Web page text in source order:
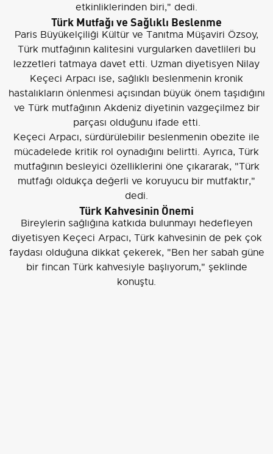
etkinliklerinden biri," dedi.
Türk Mutfağı ve Sağlıklı Beslenme
Paris Büyükelçiliği Kültür ve Tanıtma Müşaviri Özsoy,
Türk mutfağının kalitesini vurgularken davetlileri bu
lezzetleri tatmaya davet etti. Uzman diyetisyen Nilay
Keçeci Arpacı ise, sağlıklı beslenmenin kronik
hastalıkların önlenmesi açısından büyük önem taşıdığını
ve Türk mutfağının Akdeniz diyetinin vazgeçilmez bir
parçası olduğunu ifade etti.
Keçeci Arpacı, sürdürülebilir beslenmenin obezite ile
mücadelede kritik rol oynadığını belirtti. Ayrıca, Türk
mutfağının besleyici özelliklerini öne çıkararak, "Türk
mutfağı oldukça değerli ve koruyucu bir mutfaktır,"
dedi.
Türk Kahvesinin Önemi
Bireylerin sağlığına katkıda bulunmayı hedefleyen
diyetisyen Keçeci Arpacı, Türk kahvesinin de pek çok
faydası olduğuna dikkat çekerek, "Ben her sabah güne
bir fincan Türk kahvesiyle başlıyorum," şeklinde
konuştu.